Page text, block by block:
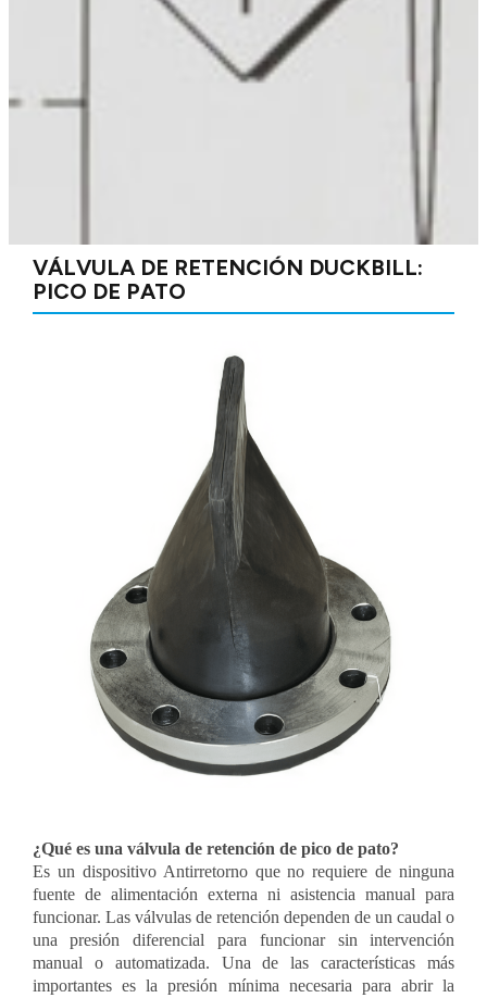
VÁLVULA DE RETENCIÓN DUCKBILL:
PICO DE PATO
¿Qué es una válvula de retención de pico de pato?
Es un dispositivo Antirretorno que no requiere de ninguna
fuente de alimentación externa ni asistencia manual para
funcionar. Las válvulas de retención dependen de un caudal o
una presión diferencial para funcionar sin intervención
manual o automatizada. Una de las características más
importantes es la presión mínima necesaria para abrir la